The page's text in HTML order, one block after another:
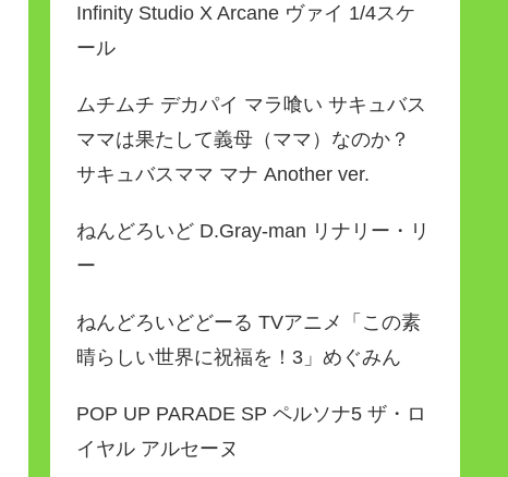
Infinity Studio X Arcane ヴァイ 1/4スケ
ール
ムチムチ デカパイ マラ喰い サキュバス
ママは果たして義母（ママ）なのか？
サキュバスママ マナ Another ver.
ねんどろいど D.Gray-man リナリー・リ
ー
ねんどろいどどーる TVアニメ「この素
晴らしい世界に祝福を！3」めぐみん
POP UP PARADE SP ペルソナ5 ザ・ロ
イヤル アルセーヌ